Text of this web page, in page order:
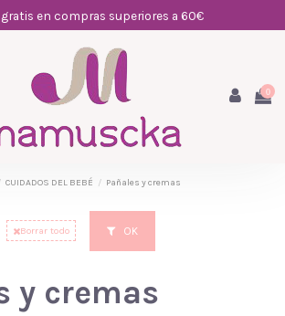
en compras superiores a 60€
0
CUIDADOS DEL BEBÉ Pañales y cremas
y cremas
Borrar todo OK